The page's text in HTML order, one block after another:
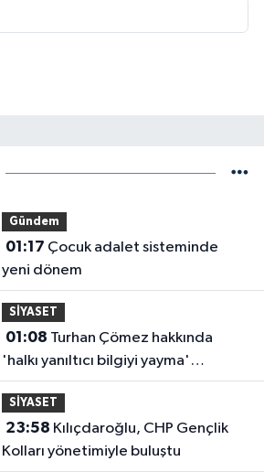
Gündem
01:17
yeni dönem
SİYASET
01:08
'halkı yanıltıcı bilgiyi yayma'
soruşturması
SİYASET
23:58
Kolları yönetimiyle buluştu